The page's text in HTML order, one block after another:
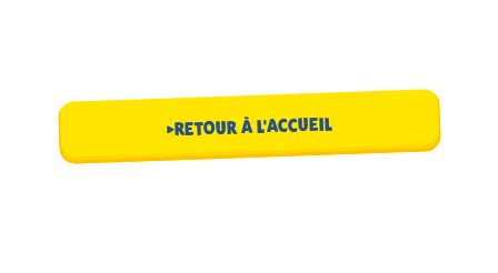
RETOUR À L'ACCUEIL